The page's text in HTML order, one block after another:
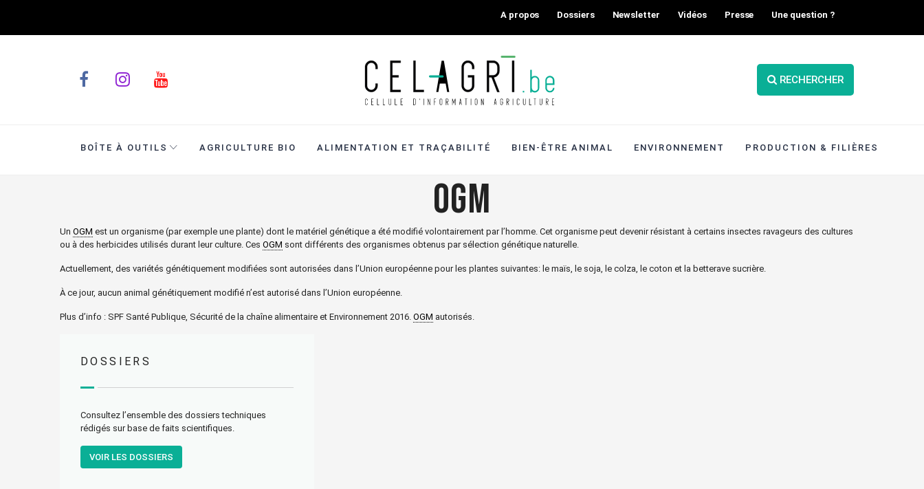
A propos Dossiers Newsletter Vidéos Presse Une question ?
RECHERCHER
BOÎTE À OUTILS AGRICULTURE BIO ALIMENTATION ET TRAÇABILITÉ BIEN-ÊTRE ANIMAL ENVIRONNEMENT PRODUCTION & FILIÈRES
OGM
Un OGM est un organisme (par exemple une plante) dont le matériel génétique a été modifié volontairement par l’homme. Cet organisme peut devenir résistant à certains insectes ravageurs des cultures
ou à des herbicides utilisés durant leur culture. Ces OGM sont différents des organismes obtenus par sélection génétique naturelle.
Actuellement, des variétés génétiquement modifiées sont autorisées dans l’Union européenne pour les plantes suivantes: le maïs, le soja, le colza, le coton et la betterave sucrière.
À ce jour, aucun animal génétiquement modifié n’est autorisé dans l’Union européenne.
Plus d’info : SPF Santé Publique, Sécurité de la chaîne alimentaire et Environnement 2016. OGM autorisés.
DOSSIERS
Consultez l’ensemble des dossiers techniques
rédigés sur base de faits scientifiques.
VOIR LES DOSSIERS